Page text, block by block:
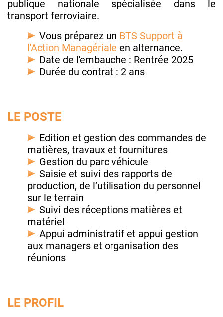
publique nationale spécialisée dans le
transport ferroviaire.
Vous préparez un BTS Support à
l'Action Managériale en alternance.
Date de l'embauche : Rentrée 2025
Durée du contrat : 2 ans
LE POSTE
Edition et gestion des commandes de
matières, travaux et fournitures
Gestion du parc véhicule
Saisie et suivi des rapports de
production, de l’utilisation du personnel
sur le terrain
Suivi des réceptions matières et
matériel
Appui administratif et appui gestion
aux managers et organisation des
réunions
LE PROFIL